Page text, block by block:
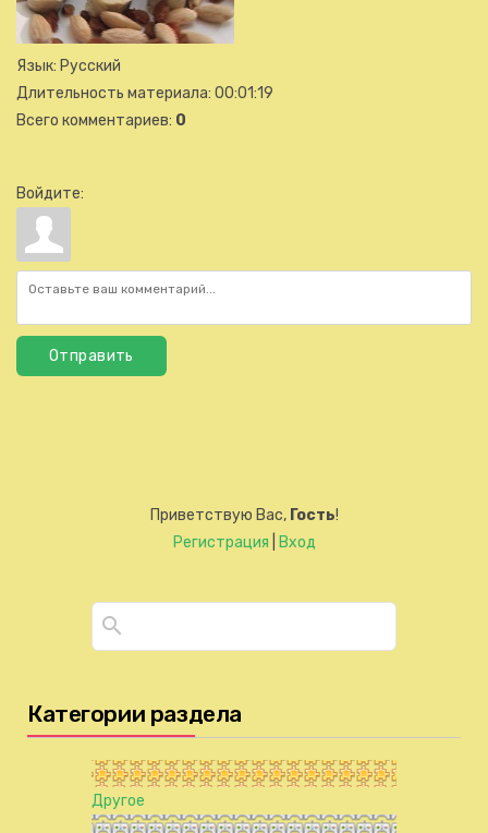
Язык: Русский
Длительность материала: 00:01:19
Всего комментариев: 0
Войдите:
Отправить
Приветствую Вас, Гость!
Регистрация
Вход
Категории раздела
Другое